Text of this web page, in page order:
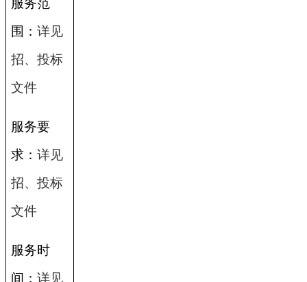
围： 详见
招、投标
文件
服务要
求： 详见
招、投标
文件
服务时
间： 详见